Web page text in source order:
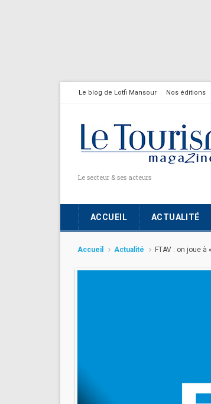
Le blog de Lotfi Mansour Nos éditions
Le secteur & ses acteurs
ACCUEIL ACTUALITÉ
Accueil Actualité FTAV : on joue à